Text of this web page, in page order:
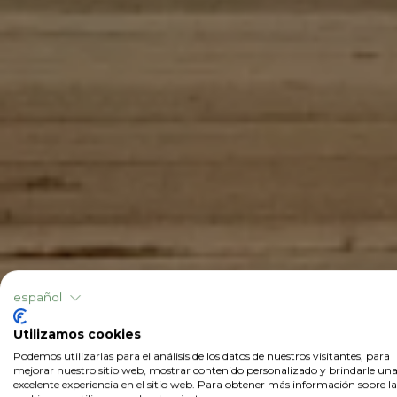
español
Utilizamos cookies
Podemos utilizarlas para el análisis de los datos de nuestros visitantes, para
mejorar nuestro sitio web, mostrar contenido personalizado y brindarle una
excelente experiencia en el sitio web. Para obtener más información sobre